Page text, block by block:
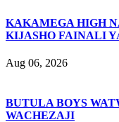
KAKAMEGA HIGH
KIJASHO FAINALI
Aug 06, 2026
BUTULA BOYS
WACHEZAJI